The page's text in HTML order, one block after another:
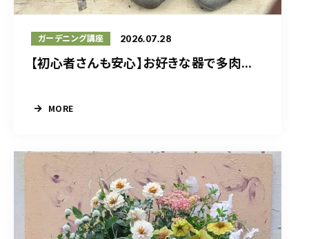
ガーデニング講座 2026.07.28
【初心者さんも安心】お好きな器で多肉...
MORE